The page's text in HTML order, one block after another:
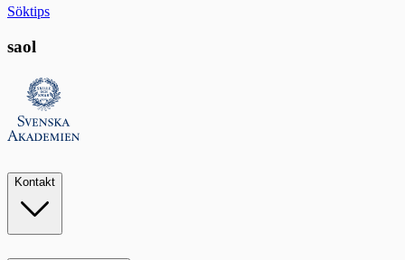
Söktips
saol
Kontakt